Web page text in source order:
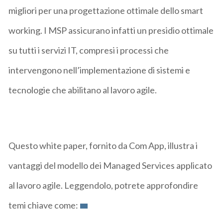
migliori per una progettazione ottimale dello smart
working. I MSP assicurano infatti un presidio ottimale
su tutti i servizi IT, compresi i processi che
intervengono nell’implementazione di sistemi e
tecnologie che abilitano al lavoro agile.
Questo white paper, fornito da Com App, illustra i
vantaggi del modello dei Managed Services applicato
al lavoro agile. Leggendolo, potrete approfondire
temi chiave come: